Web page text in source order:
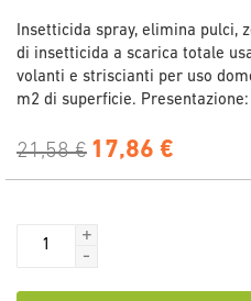
Insetticida spray, elimina pulci,
di insetticida a scarica totale
volanti e striscianti per uso
m2 di superficie.
21,58 € 17,86 €
+
-
immagini